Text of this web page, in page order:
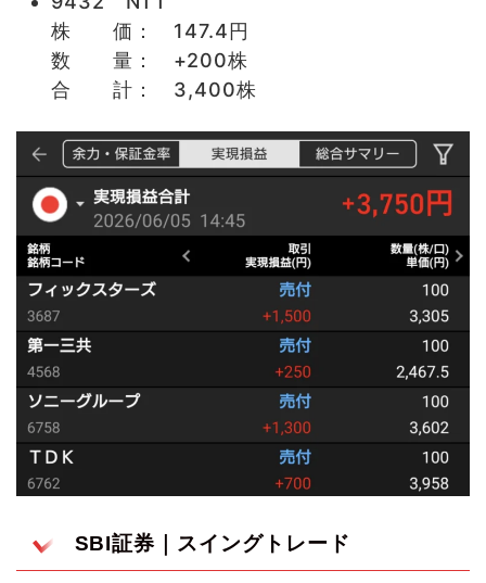
株 価： 147.4円
数 量： +200株
合 計： 3,400株
SBI証券｜スイングトレード